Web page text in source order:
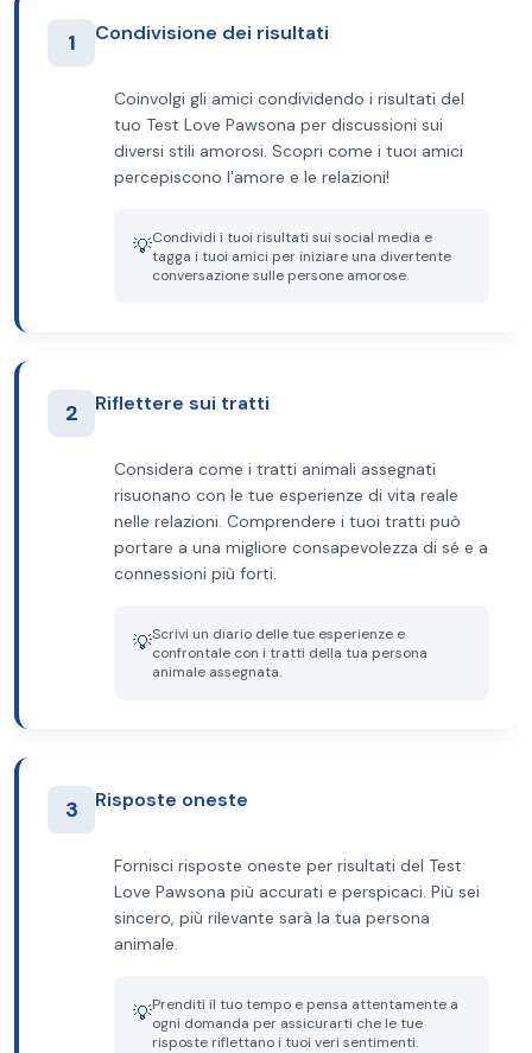
1 Condivisione dei risultati
Coinvolgi gli amici condividendo i risultati del
tuo Test Love Pawsona per discussioni sui
diversi stili amorosi. Scopri come i tuoi amici
percepiscono l'amore e le relazioni!
💡Condividi i tuoi risultati sui social media e
tagga i tuoi amici per iniziare una divertente
conversazione sulle persone amorose.
2 Riflettere sui tratti
Considera come i tratti animali assegnati
risuonano con le tue esperienze di vita reale
nelle relazioni. Comprendere i tuoi tratti può
portare a una migliore consapevolezza di sé e a
connessioni più forti.
💡Scrivi un diario delle tue esperienze e
confrontale con i tratti della tua persona
animale assegnata.
3 Risposte oneste
Fornisci risposte oneste per risultati del Test
Love Pawsona più accurati e perspicaci. Più sei
sincero, più rilevante sarà la tua persona
animale.
💡Prenditi il tuo tempo e pensa attentamente a
ogni domanda per assicurarti che le tue
risposte riflettano i tuoi veri sentimenti.